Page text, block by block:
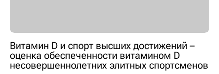
Витамин D и спорт высших достижений –
оценка обеспеченности витамином D
несовершеннолетних элитных спортсменов